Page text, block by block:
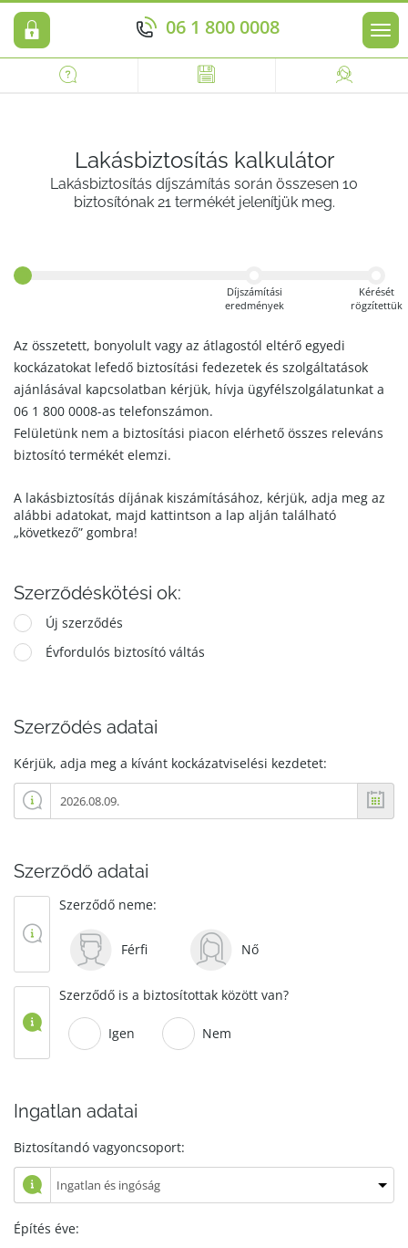
06 1 800 0008
Lakásbiztosítás kalkulátor
Lakásbiztosítás díjszámítás során összesen 10
biztosítónak 21 termékét jelenítjük meg.
Díjszámítási
eredmények
Kérését
rögzítettük
Az összetett, bonyolult vagy az átlagostól eltérő egyedi
kockázatokat lefedő biztosítási fedezetek és szolgáltatások
ajánlásával kapcsolatban kérjük, hívja ügyfélszolgálatunkat a
06 1 800 0008-as telefonszámon.
Felületünk nem a biztosítási piacon elérhető összes releváns
biztosító termékét elemzi.
A lakásbiztosítás díjának kiszámításához, kérjük, adja meg az
alábbi adatokat, majd kattintson a lap alján található
„következő” gombra!
Szerződéskötési ok:
Új szerződés
Évfordulós biztosító váltás
Szerződés adatai
Kérjük, adja meg a kívánt kockázatviselési kezdetet:
Szerződő adatai
Szerződő neme:
Férfi Nő
Szerződő is a biztosítottak között van?
Igen Nem
Ingatlan adatai
Biztosítandó vagyoncsoport:
Építés éve: